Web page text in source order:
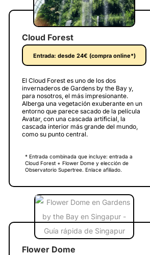
Cloud Forest
Entrada: desde 24€ (compra online*)
El Cloud Forest es uno de los dos
invernaderos de Gardens by the Bay y,
para nosotros, el más impresionante.
Alberga una vegetación exuberante en un
entorno que parece sacado de la película
Avatar, con una cascada artificial, la
cascada interior más grande del mundo,
como su punto central.
* Entrada combinada que incluye: entrada a
Cloud Forest + Flower Dome y elección de
Observatorio Supertree. Enlace afiliado.
Flower Dome